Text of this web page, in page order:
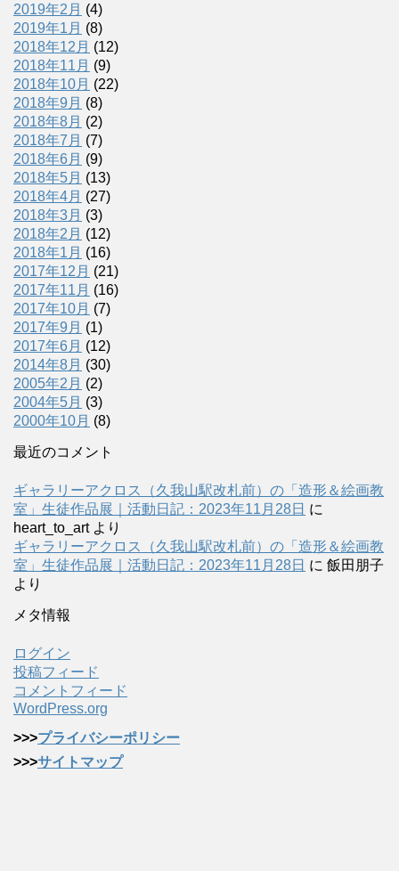
2019年2月 (4)
2019年1月 (8)
2018年12月 (12)
2018年11月 (9)
2018年10月 (22)
2018年9月 (8)
2018年8月 (2)
2018年7月 (7)
2018年6月 (9)
2018年5月 (13)
2018年4月 (27)
2018年3月 (3)
2018年2月 (12)
2018年1月 (16)
2017年12月 (21)
2017年11月 (16)
2017年10月 (7)
2017年9月 (1)
2017年6月 (12)
2014年8月 (30)
2005年2月 (2)
2004年5月 (3)
2000年10月 (8)
最近のコメント
ギャラリーアクロス（久我山駅改札前）の「造形＆絵画教
室」生徒作品展｜活動日記：2023年11月28日 に
heart_to_artより
ギャラリーアクロス（久我山駅改札前）の「造形＆絵画教
室」生徒作品展｜活動日記：2023年11月28日 に 飯田朋子
より
メタ情報
ログイン
投稿フィード
コメントフィード
WordPress.org
>>>プライバシーポリシー
>>>サイトマップ